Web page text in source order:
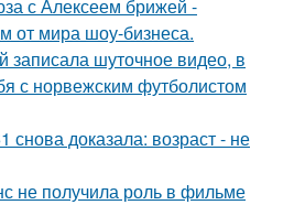
с Алексеем брижей -
от мира шоу-бизнеса.
записала шуточное видео, в
с норвежским футболистом
снова доказала: возраст - не
не получила роль в фильме